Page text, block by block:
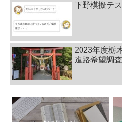
下野模擬テ
2023年度栃
進路希望調査